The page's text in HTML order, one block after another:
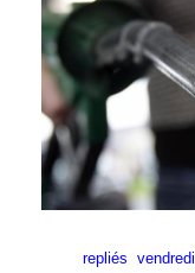
repliés